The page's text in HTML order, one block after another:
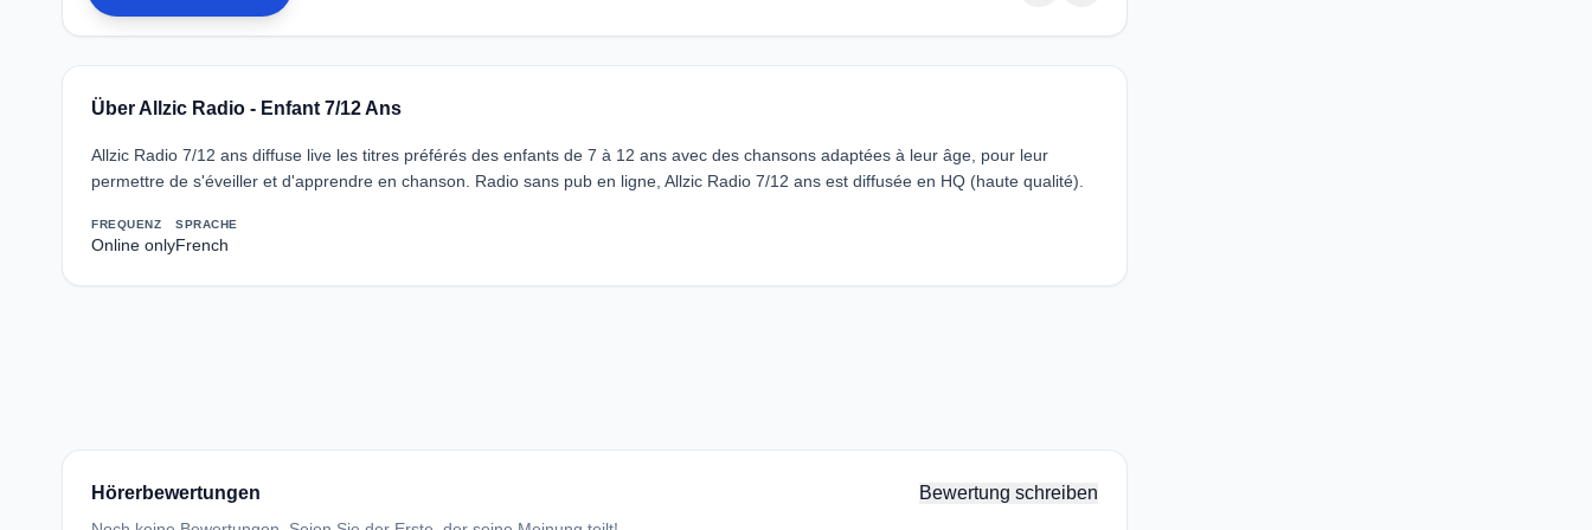
Über Allzic Radio - Enfant 7/12 Ans
Allzic Radio 7/12 ans diffuse live les titres préférés des enfants de 7 à 12 ans avec des chansons adaptées à leur âge, pour leur
permettre de s'éveiller et d'apprendre en chanson. Radio sans pub en ligne, Allzic Radio 7/12 ans est diffusée en HQ (haute qualité).
FREQUENZ
Online only
SPRACHE
French
Hörerbewertungen Bewertung schreiben